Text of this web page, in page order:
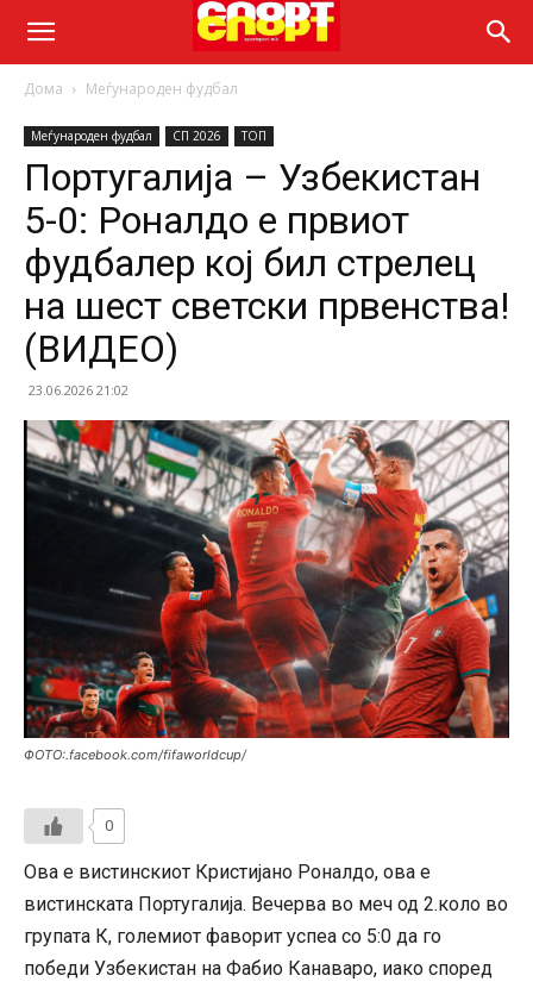
Дома Меѓународен фудбал
Меѓународен фудбал СП 2026 ТОП
Португалија – Узбекистан
5-0: Роналдо е првиот
фудбалер кој бил стрелец
на шест светски првенства!
(ВИДЕО)
23.06.2026 21:02
ФОТО:.facebook.com/fifaworldcup/
0
Ова е вистинскиот Кристијано Роналдо, ова е
вистинската Португалија. Вечерва во меч од 2.коло во
групата К, големиот фаворит успеа со 5:0 да го
победи Узбекистан на Фабио Канаваро, иако според